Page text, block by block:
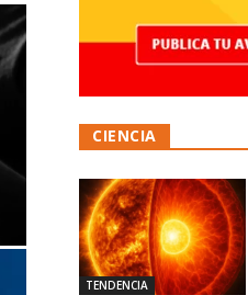
CIENCIA
TENDENCIA